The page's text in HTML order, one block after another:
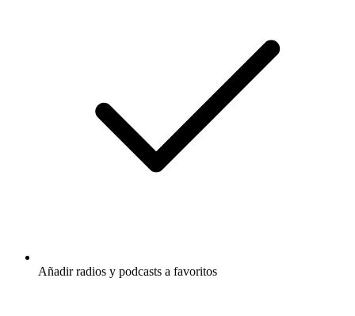
Añadir radios y podcasts a favoritos